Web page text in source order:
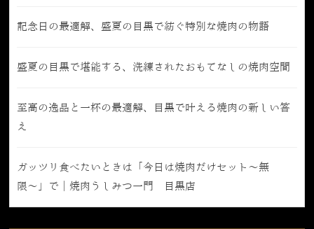
記念日の最適解、盛夏の目黒で紡ぐ特別な焼肉の物語
盛夏の目黒で堪能する、洗練されたおもてなしの焼肉空間
至高の逸品と一杯の最適解、目黒で叶える焼肉の新しい答
え
ガッツリ食べたいときは「今日は焼肉だけセット〜無
限〜」で｜焼肉うしみつ一門 目黒店